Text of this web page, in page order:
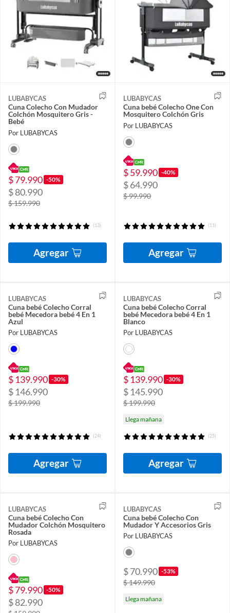
LUBABYCAS
Cuna Colecho Con Mudador
Colchón Mosquitero Gris -
Bebé
Por LUBABYCAS
$ 79.990 -50%
$ 80.990
$ 159.990
(13)
Agregar
LUBABYCAS
Cuna bebé Colecho One Con
Mosquitero Colchón Gris
Por LUBABYCAS
$ 59.990 -40%
$ 64.990
$ 99.990
(11)
Agregar
LUBABYCAS
Cuna bebé Colecho Corral
bebé Mecedora bebé 4 En 1
Azul
Por LUBABYCAS
$ 139.990 -30%
$ 146.990
$ 199.990
(24)
Agregar
LUBABYCAS
Cuna bebé Colecho Corral
bebé Mecedora bebé 4 En 1
Blanco
Por LUBABYCAS
$ 139.990 -30%
$ 145.990
$ 199.990
Llega mañana
(25)
Agregar
LUBABYCAS
Cuna bebé Colecho Con
Mudador Colchón Mosquitero
Rosada
Por LUBABYCAS
$ 79.990 -50%
$ 82.990
LUBABYCAS
Cuna bebé Colecho Con
Mudador Y Accesorios Gris
Por LUBABYCAS
$ 70.990 -53%
$ 149.990
Llega mañana